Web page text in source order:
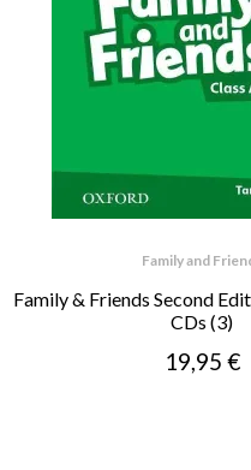
Family and
Family & Friends Second
CDs (3)
19,95 €